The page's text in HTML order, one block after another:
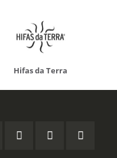
Hifas da Terra